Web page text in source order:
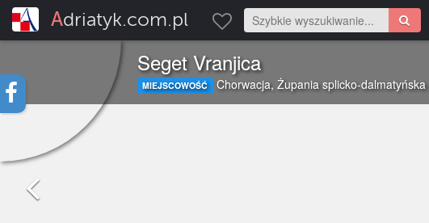
Adriatyk.com.pl
Seget Vranjica
MIEJSCOWOŚĆ Chorwacja, Żupania splicko-dalmatyńska